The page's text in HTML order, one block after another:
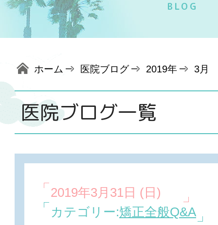
BLOG
ホーム 医院ブログ 2019年 3月
医院ブログ一覧
2019年3月31日 (日)
カテゴリー:矯正全般Q&A